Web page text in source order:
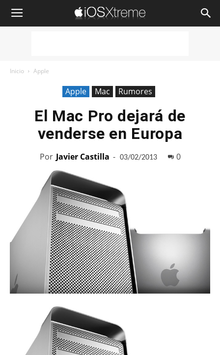
iOSXtreme
Inicio Apple
Apple Mac Rumores
El Mac Pro dejará de
venderse en Europa
Por Javier Castilla - 03/02/2013 0